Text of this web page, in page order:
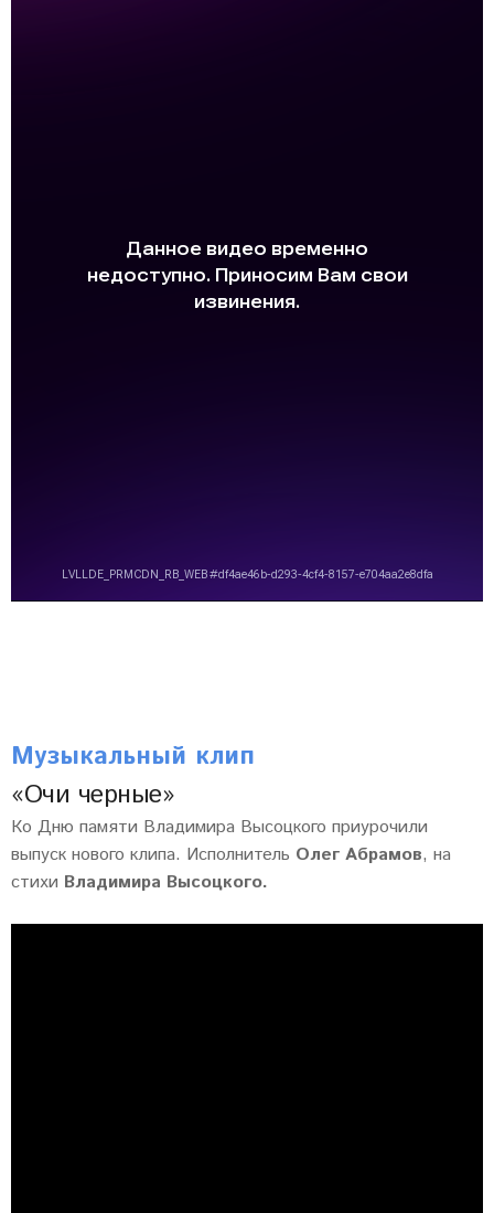
Музыкальный клип
«Очи черные»
Ко Дню памяти Владимира Высоцкого приурочили
выпуск нового клипа. Исполнитель Олег Абрамов, на
стихи Владимира Высоцкого.